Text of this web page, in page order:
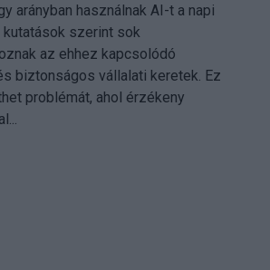
arányban használnak AI-t a napi
kutatások szerint sok
az ehhez kapcsolódó
biztonságos vállalati keretek. Ez
problémát, ahol érzékeny